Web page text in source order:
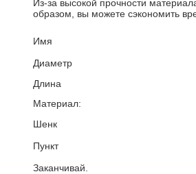
Из-за высокой прочности
образом, вы можете сэкономить
Имя
Диаметр
Длина
Материал:
Шенк
Пункт
Заканчивай.